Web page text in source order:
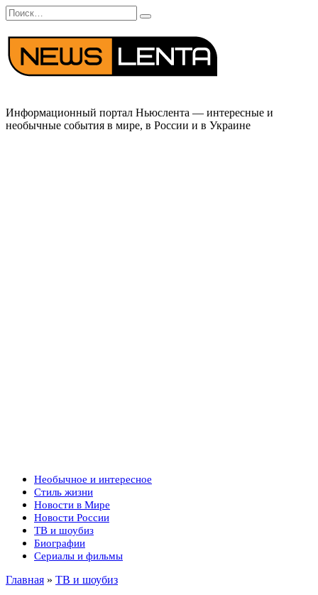
Перейти
к
содержанию
Search
for:
Информационный портал Ньюслента — интересные и
необычные события в мире, в России и в Украине
Необычное и интересное
Стиль жизни
Новости в Мире
Новости России
ТВ и шоубиз
Биографии
Сериалы и фильмы
Главная » ТВ и шоубиз